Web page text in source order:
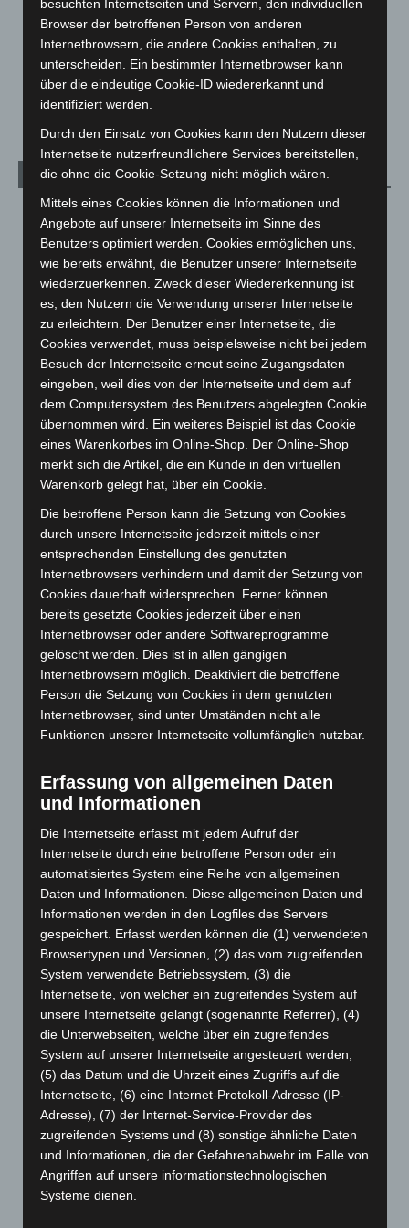
Menschen
Über uns
Veranstaltungen
Welt
Archiv
August 2026
(14)
Juli 2026(73)
Juni 2026(139)
Mai 2026
(99)
April 2026(99)
März 2026(115)
Februar 2026(109)
Januar 2026(122)
Dezember 2025(103)
November 2025(114)
Oktober 2025(112)
September 2025(93)
August 2025(90)
Juli 2025(90)
Juni 2025(103)
Mai 2025(112)
April 2025 (88)
März 2025(111)
Februar 2025
Januar 2025(88)
November 2024(94)
September 2024
(112)
August 2024(107)
Juli 2024(89)
Juni 2024 (107)
Mai 2024(149)
April 2024(102)
März 2024(103)
Februar 2024(103)
Januar 2024(111)
Dezember 2023(130)
November 2023(130)
Oktober 2023
(114)
September 2023(133)
August 2023(134)
besuchten Internetseiten und Servern, den individuellen
Browser der betroffenen Person von anderen
Internetbrowsern, die andere Cookies enthalten, zu
unterscheiden. Ein bestimmter Internetbrowser kann
über die eindeutige Cookie-ID wiedererkannt und
identifiziert werden.
Durch den Einsatz von Cookies kann den Nutzern dieser
Internetseite nutzerfreundlichere Services bereitstellen,
die ohne die Cookie-Setzung nicht möglich wären.
Mittels eines Cookies können die Informationen und
Angebote auf unserer Internetseite im Sinne des
Benutzers optimiert werden. Cookies ermöglichen uns,
wie bereits erwähnt, die Benutzer unserer Internetseite
wiederzuerkennen. Zweck dieser Wiedererkennung ist
es, den Nutzern die Verwendung unserer Internetseite
zu erleichtern. Der Benutzer einer Internetseite, die
Cookies verwendet, muss beispielsweise nicht bei jedem
Besuch der Internetseite erneut seine Zugangsdaten
eingeben, weil dies von der Internetseite und dem auf
dem Computersystem des Benutzers abgelegten Cookie
übernommen wird. Ein weiteres Beispiel ist das Cookie
eines Warenkorbes im Online-Shop. Der Online-Shop
merkt sich die Artikel, die ein Kunde in den virtuellen
Warenkorb gelegt hat, über ein Cookie.
Die betroffene Person kann die Setzung von Cookies
durch unsere Internetseite jederzeit mittels einer
entsprechenden Einstellung des genutzten
Internetbrowsers verhindern und damit der Setzung von
Cookies dauerhaft widersprechen. Ferner können
bereits gesetzte Cookies jederzeit über einen
Internetbrowser oder andere Softwareprogramme
gelöscht werden. Dies ist in allen gängigen
Internetbrowsern möglich. Deaktiviert die betroffene
Person die Setzung von Cookies in dem genutzten
Internetbrowser, sind unter Umständen nicht alle
Funktionen unserer Internetseite vollumfänglich nutzbar.
Erfassung von allgemeinen Daten
und Informationen
Die Internetseite erfasst mit jedem Aufruf der
Internetseite durch eine betroffene Person oder ein
automatisiertes System eine Reihe von allgemeinen
Daten und Informationen. Diese allgemeinen Daten und
Informationen werden in den Logfiles des Servers
gespeichert. Erfasst werden können die (1) verwendeten
Browsertypen und Versionen, (2) das vom zugreifenden
System verwendete Betriebssystem, (3) die
Internetseite, von welcher ein zugreifendes System auf
unsere Internetseite gelangt (sogenannte Referrer), (4)
die Unterwebseiten, welche über ein zugreifendes
System auf unserer Internetseite angesteuert werden,
(5) das Datum und die Uhrzeit eines Zugriffs auf die
Internetseite, (6) eine Internet-Protokoll-Adresse (IP-
Adresse), (7) der Internet-Service-Provider des
zugreifenden Systems und (8) sonstige ähnliche Daten
und Informationen, die der Gefahrenabwehr im Falle von
Angriffen auf unsere informationstechnologischen
Systeme dienen.